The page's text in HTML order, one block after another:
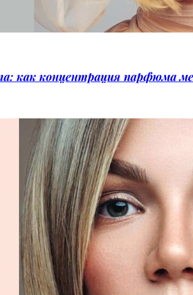
как концентрация парфюма